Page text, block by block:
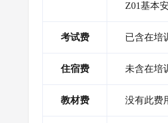
Z01基本
考试费 已含在培
住宿费 未含在培
教材费 没有此费